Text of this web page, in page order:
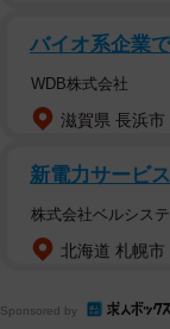
バイオ系企業
WDB株式会社
滋賀県 長浜市
新電力サービ
株式会社ベルシス
北海道 札幌市
Sponsored by